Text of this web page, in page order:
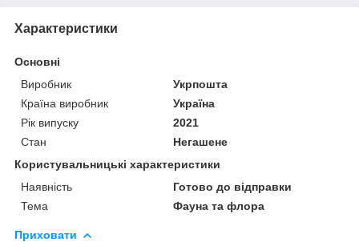
Характеристики
Основні
Виробник
Укрпошта
Країна виробник
Україна
Рік випуску
2021
Стан
Негашене
Користувальницькі характеристики
Наявність
Готово до відправки
Тема
Фауна та флора
Приховати